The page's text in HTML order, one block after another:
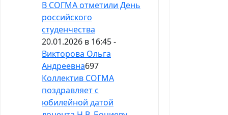
В СОГМА отметили День
российского
студенчества
20.01.2026 в 16:45 -
Викторова Ольга
Андреевна697
Коллектив СОГМА
поздравляет с
юбилейной датой